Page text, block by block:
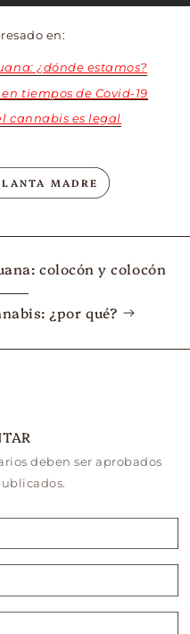
en:
¿dónde estamos?
tiempos de Covid-19
cannabis es legal
MADRE
colocón y colocón
¿por qué?
deben ser aprobados